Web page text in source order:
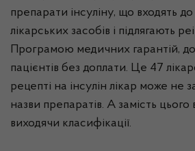
препарати інсуліну, що входять
лікарських засобів і підлягають
Програмою медичних гарантій,
пацієнтів без доплати. Це 47
рецепті на інсулін лікар може не
назви препаратів. А замість цього
виходячи класифікації.